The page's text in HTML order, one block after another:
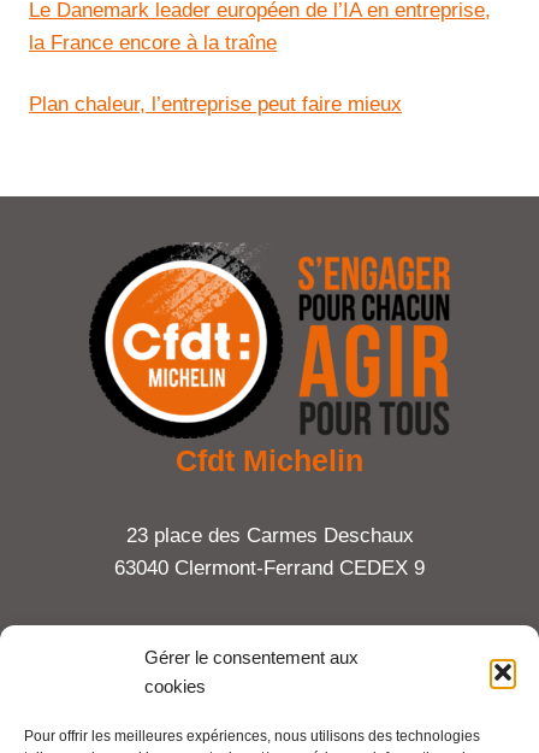
Gérer le consentement aux
cookies
Pour offrir les meilleures expériences, nous utilisons des technologies
Le Danemark leader européen de l’IA en entreprise,
la France encore à la traîne
Plan chaleur, l’entreprise peut faire mieux
Cfdt Michelin
23 place des Carmes Deschaux
63040 Clermont-Ferrand CEDEX 9